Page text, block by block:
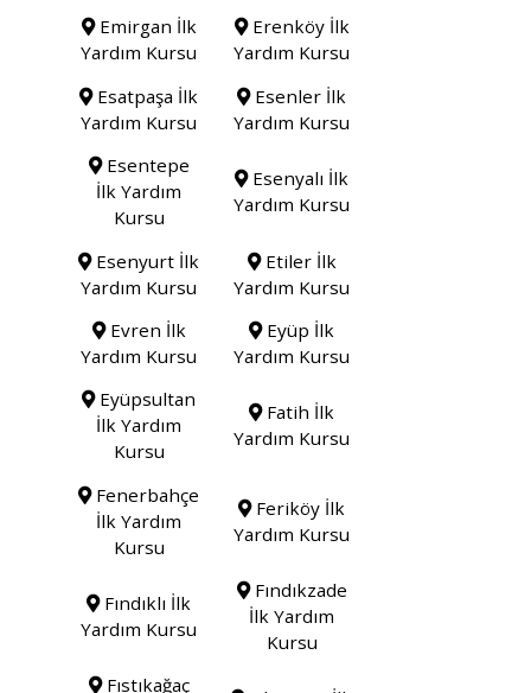
Emirgan İlk
Yardım Kursu
Erenköy İlk
Yardım Kursu
Esatpaşa İlk
Yardım Kursu
Esenler İlk
Yardım Kursu
Esentepe
İlk Yardım
Kursu
Esenyalı İlk
Yardım Kursu
Esenyurt İlk
Yardım Kursu
Etiler İlk
Yardım Kursu
Evren İlk
Yardım Kursu
Eyüp İlk
Yardım Kursu
Eyüpsultan
İlk Yardım
Kursu
Fatih İlk
Yardım Kursu
Fenerbahçe
İlk Yardım
Kursu
Feriköy İlk
Yardım Kursu
Fındıklı İlk
Yardım Kursu
Fındıkzade
İlk Yardım
Kursu
Fıstıkağaç